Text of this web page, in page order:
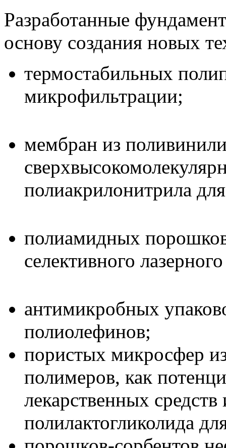
Разработанные
основу создания новых
термостабильных
микрофильтрации;
мембран из
полиакрилонитрила
полиамидных
селективного
антимикробных
полиолефинов;
пористых микросфер
полимеров, как
лекарственных
полилактогликолида